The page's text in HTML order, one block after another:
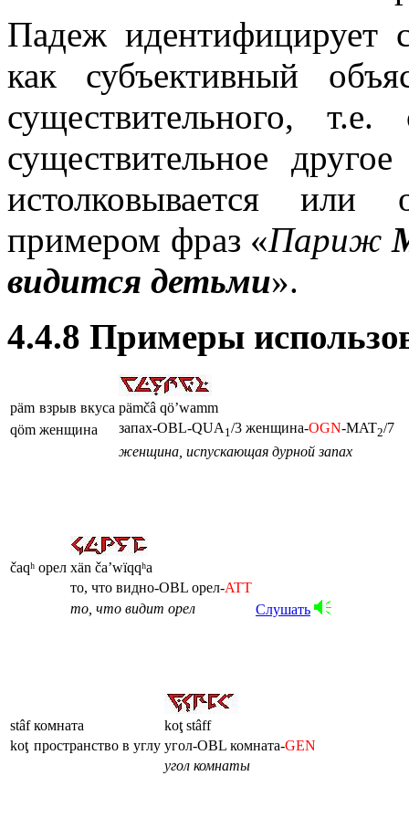
Падеж идентифицирует
как субъективный
существительного,
существительное
истолковывается или
примером фраз «Париж
видится детьми».
4.4.8 Примеры
päm взрыв вкуса pämčâ qö’wamm
qöm женщина запах-OBL-QUA 1 /3 женщина-OGN-MAT2/7
женщина, испускающая дурной запах
čaqʰ орел xän ča’wïqqʰa
то, что видно-OBL орел-ATT
то, что видит орел
Слушать
stâf комната
koţ stâff
koţ пространство в углу угол-OBL комната-GEN
угол комнаты